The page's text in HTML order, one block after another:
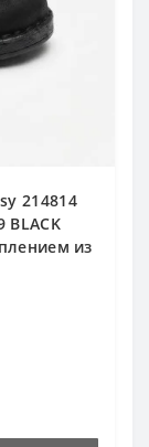
214814
BLACK
из